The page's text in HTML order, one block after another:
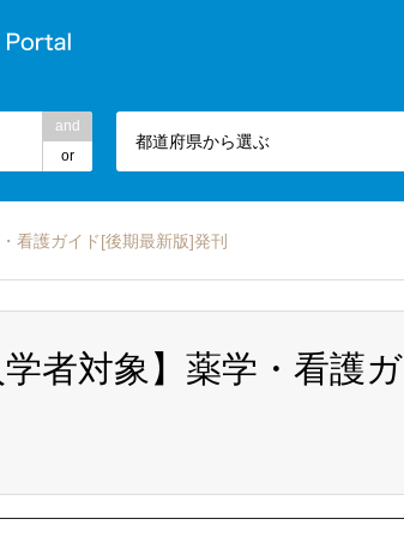
and
or
都道府県から選ぶ
看護ガイド[後期最新版]発刊
学者対象】薬学・看護